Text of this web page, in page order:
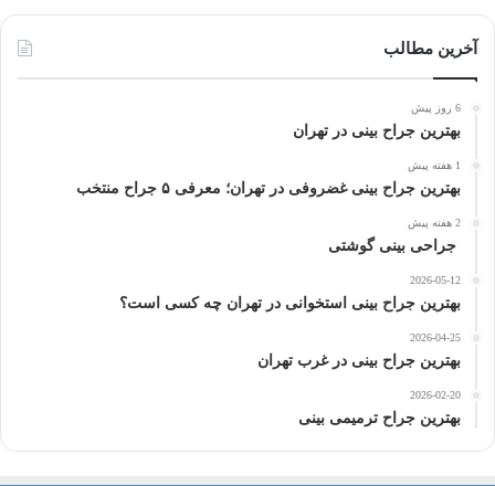
آخرین مطالب
6 روز پیش
بهترین جراح بینی در تهران
1 هفته پیش
بهترین جراح بینی غضروفی در تهران؛ معرفی ۵ جراح منتخب
2 هفته پیش
جراحی بینی گوشتی
2026-05-12
بهترین جراح بینی استخوانی در تهران چه کسی است؟
2026-04-25
بهترین جراح بینی در غرب تهران
2026-02-20
بهترین جراح ترمیمی بینی